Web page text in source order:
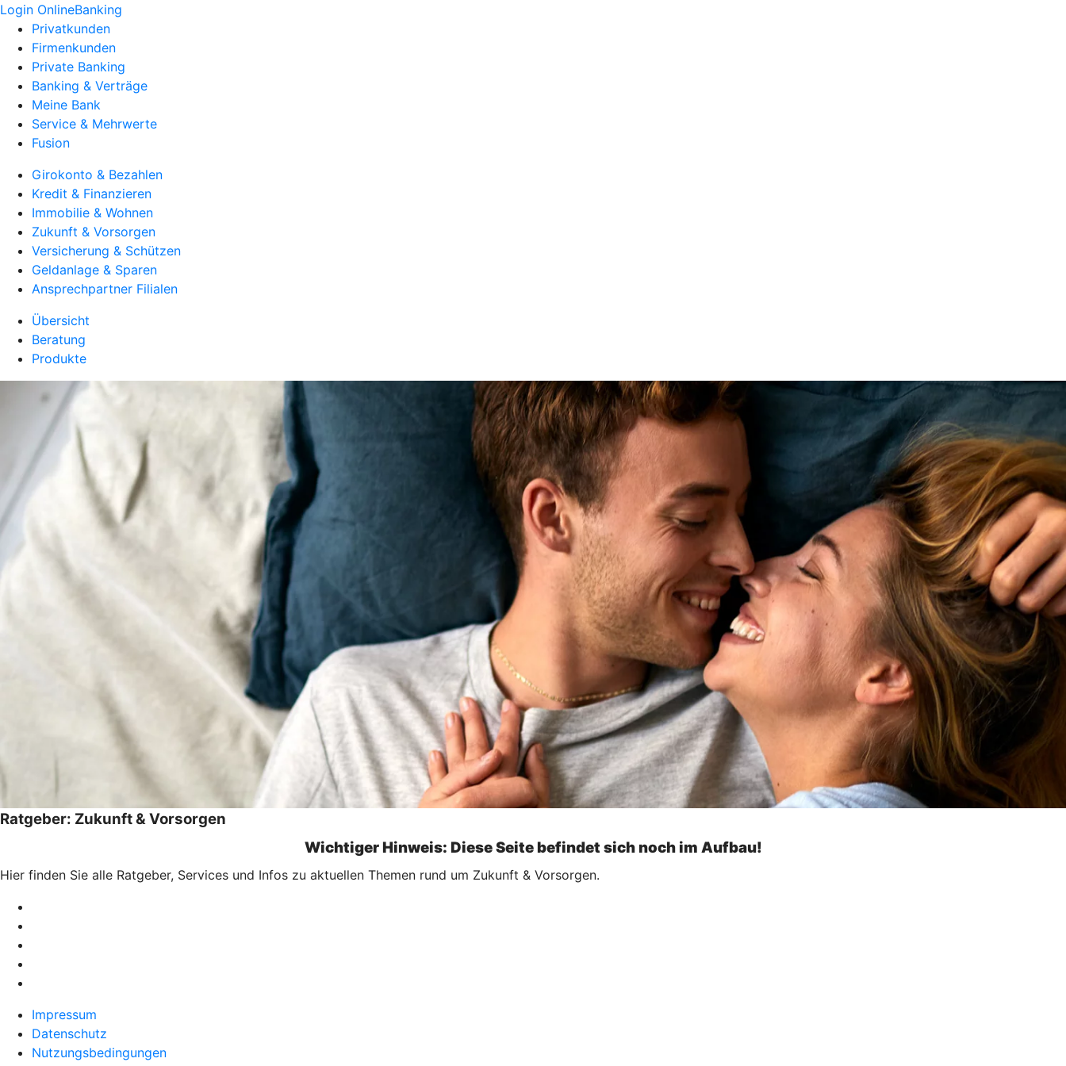
Login OnlineBanking
Privatkunden
Firmenkunden
Private Banking
Banking & Verträge
Meine Bank
Service & Mehrwerte
Fusion
Girokonto & Bezahlen
Kredit & Finanzieren
Immobilie & Wohnen
Zukunft & Vorsorgen
Versicherung & Schützen
Geldanlage & Sparen
Ansprechpartner Filialen
Übersicht
Beratung
Produkte
Ratgeber: Zukunft & Vorsorgen
Wichtiger Hinweis: Diese Seite befindet sich noch im Aufbau!
Hier finden Sie alle Ratgeber, Services und Infos zu aktuellen Themen rund um Zukunft & Vorsorgen.
Impressum
Datenschutz
Nutzungsbedingungen